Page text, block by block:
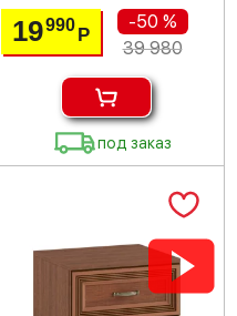
19990 Р
-50 %
39 980
под заказ